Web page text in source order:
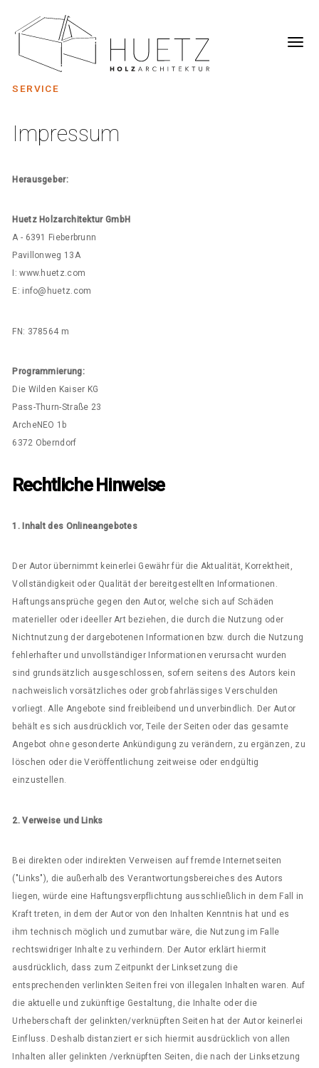
SERVICE
Impressum
Herausgeber:
Huetz Holzarchitektur GmbH
A - 6391 Fieberbrunn
Pavillonweg 13A
I: www.huetz.com
E: info@huetz.com
FN: 378564 m
Programmierung:
Die Wilden Kaiser KG
Pass-Thurn-Straße 23
ArcheNEO 1b
6372 Oberndorf
Rechtliche Hinweise
1. Inhalt des Onlineangebotes
Der Autor übernimmt keinerlei Gewähr für die Aktualität, Korrektheit,
Vollständigkeit oder Qualität der bereitgestellten Informationen.
Haftungsansprüche gegen den Autor, welche sich auf Schäden
materieller oder ideeller Art beziehen, die durch die Nutzung oder
Nichtnutzung der dargebotenen Informationen bzw. durch die Nutzung
fehlerhafter und unvollständiger Informationen verursacht wurden
sind grundsätzlich ausgeschlossen, sofern seitens des Autors kein
nachweislich vorsätzliches oder grob fahrlässiges Verschulden
vorliegt. Alle Angebote sind freibleibend und unverbindlich. Der Autor
behält es sich ausdrücklich vor, Teile der Seiten oder das gesamte
Angebot ohne gesonderte Ankündigung zu verändern, zu ergänzen, zu
löschen oder die Veröffentlichung zeitweise oder endgültig
einzustellen.
2. Verweise und Links
Bei direkten oder indirekten Verweisen auf fremde Internetseiten
("Links"), die außerhalb des Verantwortungsbereiches des Autors
liegen, würde eine Haftungsverpflichtung ausschließlich in dem Fall in
Kraft treten, in dem der Autor von den Inhalten Kenntnis hat und es
ihm technisch möglich und zumutbar wäre, die Nutzung im Falle
rechtswidriger Inhalte zu verhindern. Der Autor erklärt hiermit
ausdrücklich, dass zum Zeitpunkt der Linksetzung die
entsprechenden verlinkten Seiten frei von illegalen Inhalten waren. Auf
die aktuelle und zukünftige Gestaltung, die Inhalte oder die
Urheberschaft der gelinkten/verknüpften Seiten hat der Autor keinerlei
Einfluss. Deshalb distanziert er sich hiermit ausdrücklich von allen
Inhalten aller gelinkten /verknüpften Seiten, die nach der Linksetzung